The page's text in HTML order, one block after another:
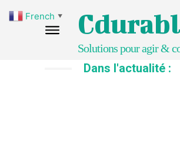
Solutions pour agir &
Dans l'actualité :
French ▼